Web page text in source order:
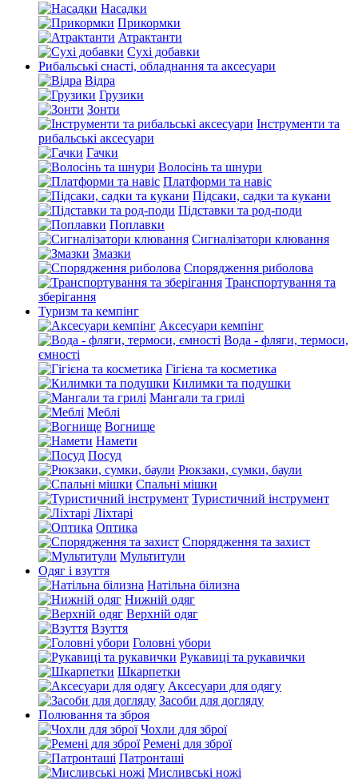
Насадки
Прикормки
Атрактанти
Сухі добавки
Рибальські снасті, обладнання та аксесуари
Відра
Грузики
Зонти
Інструменти та
рибальські аксесуари
Гачки
Волосінь та шнури
Платформи та навіс
Підсаки, садки та кукани
Підставки та род-поди
Поплавки
Сигналізатори клювання
Змазки
Спорядження риболова
Транспортування та
зберігання
Туризм та кемпінг
Аксесуари кемпінг
Вода - фляги, термоси,
ємності
Гігієна та косметика
Килимки та подушки
Мангали та грилі
Меблі
Вогнище
Намети
Посуд
Рюкзаки, сумки, баули
Спальні мішки
Туристичний інструмент
Ліхтарі
Оптика
Спорядження та захист
Мультитули
Одяг і взуття
Натільна білизна
Нижній одяг
Верхній одяг
Взуття
Головні убори
Рукавиці та рукавички
Шкарпетки
Аксесуари для одягу
Засоби для догляду
Полювання та зброя
Чохли для зброї
Ремені для зброї
Патронташі
Мисливські ножі